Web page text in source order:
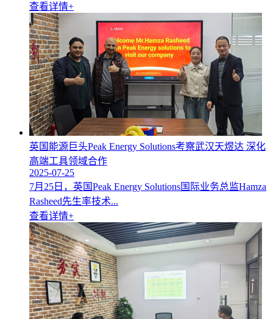
查看详情+
英国能源巨头Peak Energy Solutions考察武汉天煜达 深化
高端工具领域合作
2025-07-25
7月25日，英国Peak Energy Solutions国际业务总监Hamza
Rasheed先生率技术...
查看详情+